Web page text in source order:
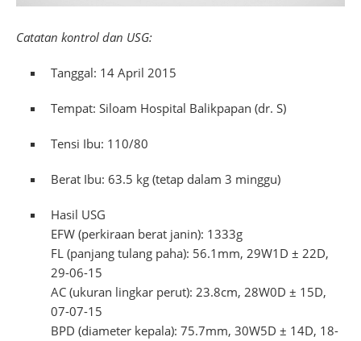
Catatan kontrol dan USG:
Tanggal: 14 April 2015
Tempat: Siloam Hospital Balikpapan (dr. S)
Tensi Ibu: 110/80
Berat Ibu: 63.5 kg (tetap dalam 3 minggu)
Hasil USG
EFW (perkiraan berat janin): 1333g
FL (panjang tulang paha): 56.1mm, 29W1D ± 22D,
29-06-15
AC (ukuran lingkar perut): 23.8cm, 28W0D ± 15D,
07-07-15
BPD (diameter kepala): 75.7mm, 30W5D ± 14D, 18-